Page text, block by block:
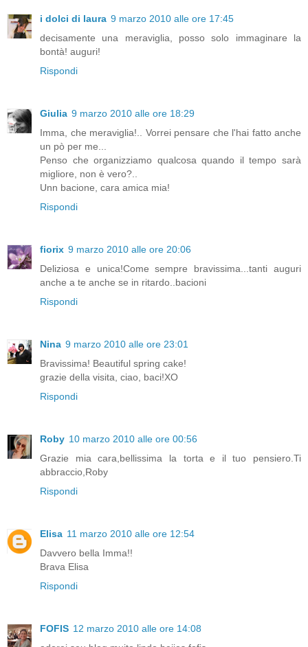
i dolci di laura 9 marzo 2010 alle ore 17:45
decisamente una meraviglia, posso solo immaginare la
bontà! auguri!
Rispondi
Giulia 9 marzo 2010 alle ore 18:29
Imma, che meraviglia!.. Vorrei pensare che l'hai fatto anche
un pò per me...
Penso che organizziamo qualcosa quando il tempo sarà
migliore, non è vero?..
Unn bacione, cara amica mia!
Rispondi
fiorix 9 marzo 2010 alle ore 20:06
Deliziosa e unica!Come sempre bravissima...tanti auguri
anche a te anche se in ritardo..bacioni
Rispondi
Nina 9 marzo 2010 alle ore 23:01
Bravissima! Beautiful spring cake!
grazie della visita, ciao, baci!XO
Rispondi
Roby 10 marzo 2010 alle ore 00:56
Grazie mia cara,bellissima la torta e il tuo pensiero.Ti
abbraccio,Roby
Rispondi
Elisa 11 marzo 2010 alle ore 12:54
Davvero bella Imma!!
Brava Elisa
Rispondi
FOFIS 12 marzo 2010 alle ore 14:08